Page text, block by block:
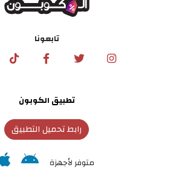
تابعونا
تطبيق الكوبون
رابط تحميل التطبيق
متوفر لأجهزة